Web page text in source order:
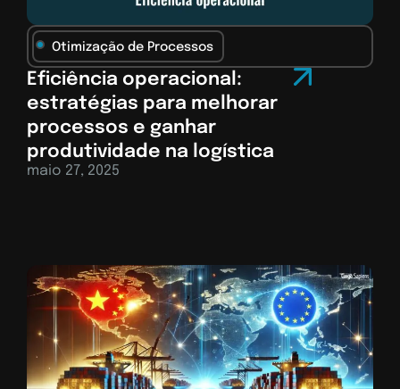
Otimização de Processos
Eficiência operacional:
estratégias para melhorar
processos e ganhar
produtividade na logística
maio 27, 2025